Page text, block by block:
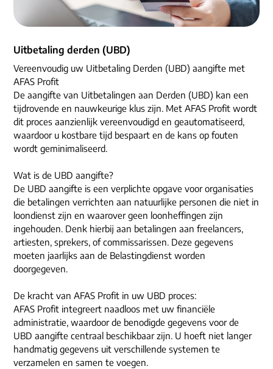
Uitbetaling derden (UBD)
Vereenvoudig uw Uitbetaling Derden (UBD) aangifte met
AFAS Profit
De aangifte van Uitbetalingen aan Derden (UBD) kan een
tijdrovende en nauwkeurige klus zijn. Met AFAS Profit wordt
dit proces aanzienlijk vereenvoudigd en geautomatiseerd,
waardoor u kostbare tijd bespaart en de kans op fouten
wordt geminimaliseerd.
Wat is de UBD aangifte?
De UBD aangifte is een verplichte opgave voor organisaties
die betalingen verrichten aan natuurlijke personen die niet in
loondienst zijn en waarover geen loonheffingen zijn
ingehouden. Denk hierbij aan betalingen aan freelancers,
artiesten, sprekers, of commissarissen. Deze gegevens
moeten jaarlijks aan de Belastingdienst worden
doorgegeven.
De kracht van AFAS Profit in uw UBD proces:
AFAS Profit integreert naadloos met uw financiële
administratie, waardoor de benodigde gegevens voor de
UBD aangifte centraal beschikbaar zijn. U hoeft niet langer
handmatig gegevens uit verschillende systemen te
verzamelen en samen te voegen.